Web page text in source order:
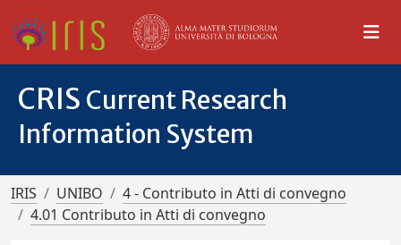
CRIS Current Research
Information System
IRIS UNIBO
4 - Contributo in Atti di convegno
4.01 Contributo in Atti di convegno